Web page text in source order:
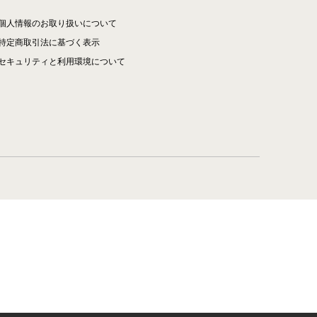
人情報のお取り扱いについて
定商取引法に基づく表示
キュリティと利用環境について